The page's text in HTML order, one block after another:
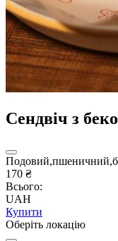
Сендвіч з
170 ₴
Всього:
UAH
Купити
Оберіть локацію